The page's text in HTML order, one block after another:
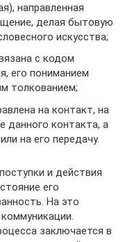
направленная
делая бытовую
искусства;
с кодом
его пониманием
толкованием;
на контакт, на
данного контакта, а
на его передачу.
и действия
его
На это
заключается в